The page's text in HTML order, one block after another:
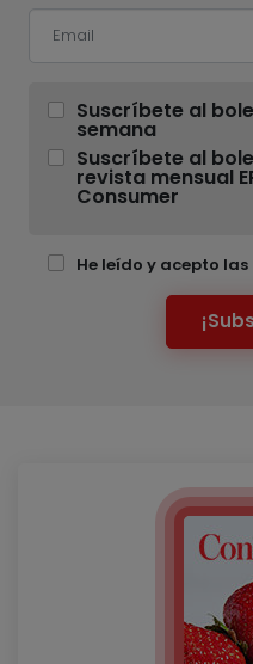
Suscríbete al
semana
Suscríbete al
revista mensual
Consumer
He leído y acepto las